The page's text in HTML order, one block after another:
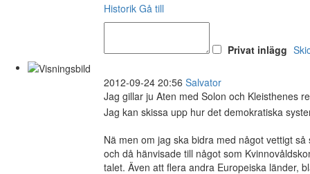
Historik Gå till
Privat inlägg
2012-09-24 20:56 Salvator
Jag gillar ju Aten med Solon och Kleisthenes
Jag kan skissa upp hur det demokratiska
Nä men om jag ska bidra med något vettigt
och då hänvisade till något som
talet. Även att flera andra Europeiska länder,